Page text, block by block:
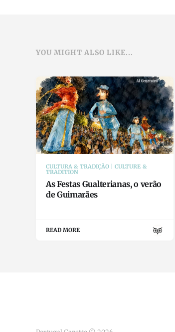
YOU MIGHT ALSO LIKE...
CULTURA & TRADIÇÃO | CULTURE &
TRADITION
As Festas Gualterianas, o verão
de Guimarães
READ MORE